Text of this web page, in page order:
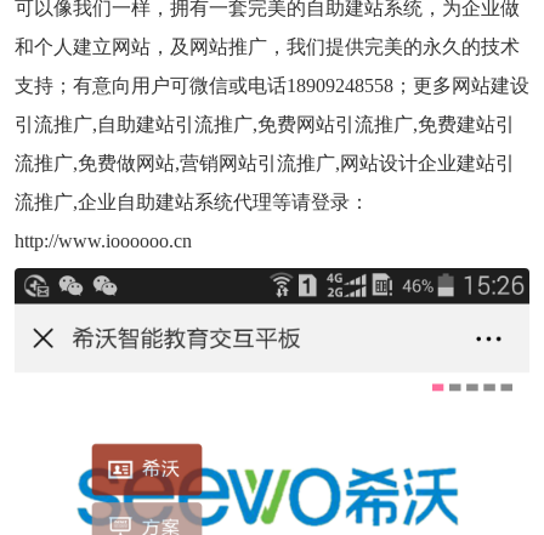
可以像我们一样，拥有一套完美的自助建站系统，为企业做
和个人建立网站，及网站推广，我们提供完美的永久的技术
支持；有意向用户可微信或电话18909248558；更多网站建设
引流推广,自助建站引流推广,免费网站引流推广,免费建站引
流推广,免费做网站,营销网站引流推广,网站设计企业建站引
流推广,企业自助建站系统代理等请登录：
http://www.ioooooo.cn